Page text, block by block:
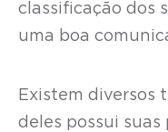
classificação dos
uma boa
Existem diversos
deles possui